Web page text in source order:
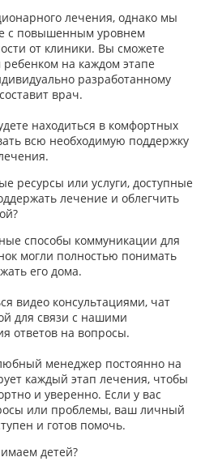
лечения, однако мы
с повышенным уровнем
от клиники. Вы сможете
на каждом этапе
разработанному
врач.
находиться в комфортных
всю необходимую поддержку
ресурсы или услуги, доступные
лечение и облегчить
способы коммуникации для
могли полностью понимать
его дома.
видео консультациями, чат
для связи с нашими
ответов на вопросы.
менеджер постоянно на
каждый этап лечения, чтобы
и уверенно. Если у вас
или проблемы, ваш личный
и готов помочь.
детей?